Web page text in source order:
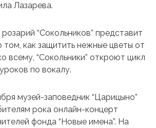
Лазарева.
“Сокольников” представит
том, как защитить нежные цветы от
всему, “Сокольники” откроют цикл
по вокалу.
музей-заповедник “Царицыно”
рока онлайн-концерт
фонда “Новые имена”. На